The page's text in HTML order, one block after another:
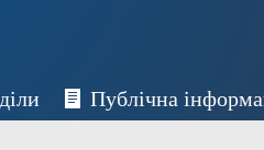
Публічна